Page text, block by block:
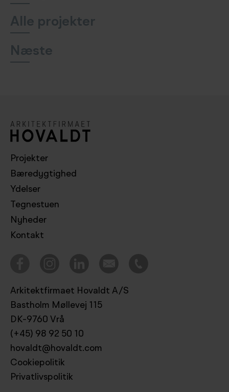
Alle projekter
Næste
Projekter
Bæredygtighed
Ydelser
Tegnestuen
Nyheder
Kontakt
Arkitektfirmaet Hovaldt A/S
Bastholm Møllevej 115
DK-9760 Vrå
(+45) 98 92 50 10
hovaldt@hovaldt.com
Cookiepolitik
Privatlivspolitik